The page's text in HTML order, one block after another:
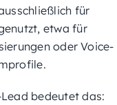
für
etwa für
oder Voice-
bedeutet das: